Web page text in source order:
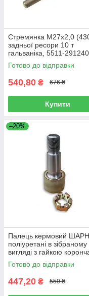
Стремянка М27х2,0
задньої ресори 10 т
гальваніка, 5511-
Готово до відправки
540,80 ₴ 676 ₴
Купити
–20%
Палець кермовий
поліуретані в зібраному
вигляді з гайкою
КАМАЗ (пр.о S.I.L.A. AC),
774.5320-3414040
Готово до відправки
447,20 ₴ 559 ₴